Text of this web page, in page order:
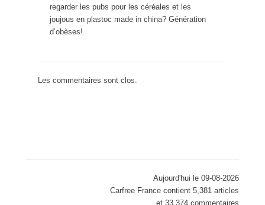
regarder les pubs pour les céréales et les
joujous en plastoc made in china? Génération
d’obèses!
Les commentaires sont clos.
Aujourd'hui le 09-08-2026
Carfree France contient 5,381 articles
et 33,374 commentaires